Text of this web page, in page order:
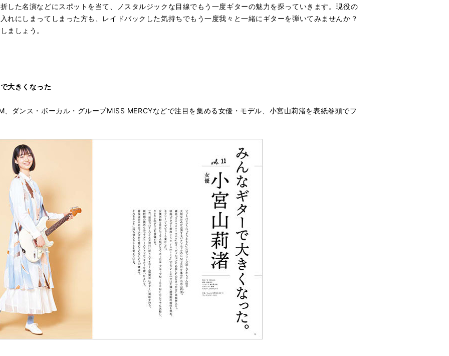
した名演などにスポットを当て、ノスタルジックな目線でもう一度ギターの魅力を探っていきます。現役の
れにしまってしまった方も、レイドバックした気持ちでもう一度我々と一緒にギターを弾いてみませんか？
ましょう。
大きくなった
ダンス・ボーカル・グループMISS MERCYなどで注目を集める女優・モデル、小宮山莉渚を表紙巻頭でフ